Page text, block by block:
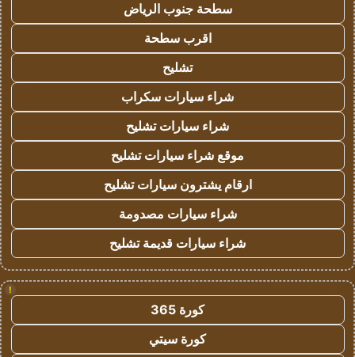
سطحة جنوب الرياض
اقرب سطحة
تشليح
شراء سيارات سكراب
شراء سيارات تشليح
موقع شراء سيارات تشليح
ارقام يشترون سيارات تشليح
شراء سيارات مصدومة
شراء سيارات قديمة تشليح
!
كورة 365
كورة سيتي